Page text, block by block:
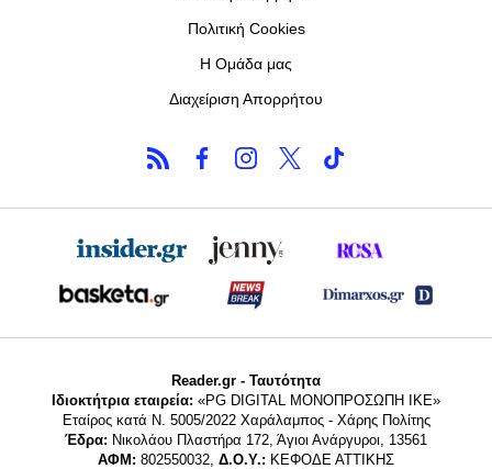
Πολιτική Cookies
Η Ομάδα μας
Διαχείριση Απορρήτου
Reader.gr - Ταυτότητα
Ιδιοκτήτρια εταιρεία: «PG DIGITAL MONΟΠΡΟΣΩΠΗ ΙΚΕ»
Εταίρος κατά Ν. 5005/2022 Χαράλαμπος - Χάρης Πολίτης
Έδρα: Νικολάου Πλαστήρα 172, Άγιοι Ανάργυροι, 13561
ΑΦΜ: 802550032, Δ.Ο.Υ.: ΚΕΦΟΔΕ ΑΤΤΙΚΗΣ